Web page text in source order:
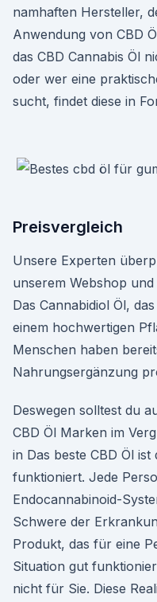
namhaften Hersteller,
Anwendung von CBD
das CBD Cannabis Öl
oder wer eine
sucht, findet diese in
Preisvergleich
Unsere Experten
unserem Webshop
Das Cannabidiol Öl,
einem hochwertigen
Menschen haben
Nahrungsergänzung
Deswegen solltest du
CBD Öl Marken im
in Das beste CBD Öl
funktioniert. Jede
Endocannabinoid-
Schwere der
Produkt, das für eine
Situation gut
nicht für Sie. Diese